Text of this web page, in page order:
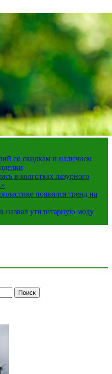
со скидкам и наличием
в колготках лазурного
появился тренд на
назвал утилитарную моду